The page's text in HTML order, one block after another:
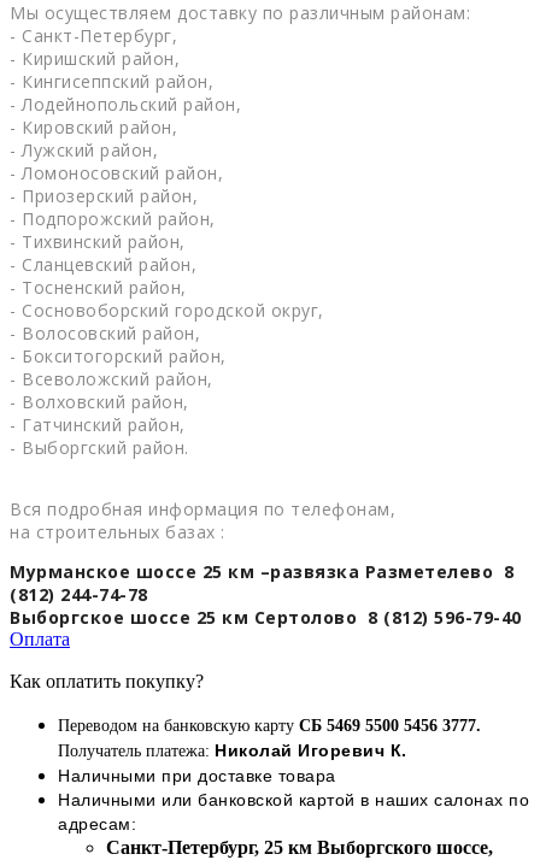
Мы осуществляем доставку по различным районам:
- Санкт-Петербург,
- Киришский район,
- Кингисеппский район,
- Лодейнопольский район,
- Кировский район,
- Лужский район,
- Ломоносовский район,
- Приозерский район,
- Подпорожский район,
- Тихвинский район,
- Сланцевский район,
- Тосненский район,
- Сосновоборский городской округ,
- Волосовский район,
- Бокситогорский район,
- Всеволожский район,
- Волховский район,
- Гатчинский район,
- Выборгский район.
Вся подробная информация по телефонам,
на строительных базах :
Мурманское шоссе 25 км –развязка Разметелево 8
(812) 244-74-78
Выборгское шоссе 25 км Сертолово 8 (812) 596-79-40
Оплата
Как оплатить покупку?
Переводом на банковскую карту СБ 5469 5500 5456 3777.
Получатель платежа: Николай Игоревич К.
Наличными при доставке товара
Наличными или банковской картой в наших салонах по
адресам:
Cанкт-Петербург, 25 км Выборгского шоссе,